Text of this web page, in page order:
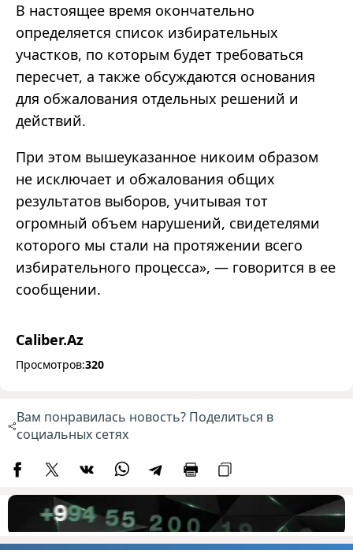
В настоящее время окончательно
определяется список избирательных
участков, по которым будет требоваться
пересчет, а также обсуждаются основания
для обжалования отдельных решений и
действий.
При этом вышеуказанное никоим образом
не исключает и обжалования общих
результатов выборов, учитывая тот
огромный объем нарушений, свидетелями
которого мы стали на протяжении всего
избирательного процесса», — говорится в ее
сообщении.
Caliber.Az
Просмотров:320
Вам понравилась новость? Поделиться в
социальных сетях